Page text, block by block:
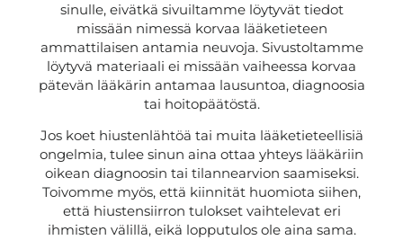
sinulle, eivätkä sivuiltamme löytyvät tiedot
missään nimessä korvaa lääketieteen
ammattilaisen antamia neuvoja. Sivustoltamme
löytyvä materiaali ei missään vaiheessa korvaa
pätevän lääkärin antamaa lausuntoa, diagnoosia
tai hoitopäätöstä.
Jos koet hiustenlähtöä tai muita lääketieteellisiä
ongelmia, tulee sinun aina ottaa yhteys lääkäriin
oikean diagnoosin tai tilannearvion saamiseksi.
Toivomme myös, että kiinnität huomiota siihen,
että hiustensiirron tulokset vaihtelevat eri
ihmisten välillä, eikä lopputulos ole aina sama.